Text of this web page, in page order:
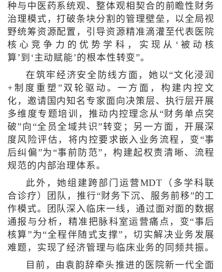
种与中医药系统观、整体观相契合的前瞻性财务
治理模式，打破条块分割的管理壁垒，以全局视
野统筹资源配置，引导资源精准滴灌至代表医院
核心竞争力的优势学科，实现从‘被动核
算’到‘主动赋能’的根本性转变”。
在筑牢经济安全防线方面，她以“文化浸润
+制度重塑”双轮驱动。一方面，构建内控文
化，邀请国内知名专家面向决策层、执行层开展
多维度专题培训，推动内控理念从“财务单点突
破”向“全员全域共识”转变；另一方面，开展深
度风险评估，将内控要求嵌入业务流程，变“事
后纠偏”为“事前防范”，构建起权责清晰、流程
规范的内部治理体系。
此外，她组建跨部门运营MDT（多学科联
合诊疗）团队，推行“财务下沉、服务前移”的工
作模式。团队深入临床一线，通过面对面的数据
通报与分析，精准把脉科室运营痛点，变“事后
核算”为“全程伴随式支撑”，切实解决业务发展
难题，实现了经济管理与临床业务的同频共振。
目前，由袁韵辞牵头推进的医院新一代全面